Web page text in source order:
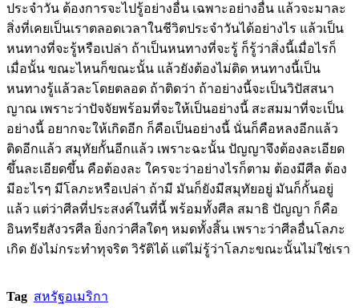
ประจำวัน ต้องการจะไปรู้อย่างอื่น เฉพาะอย่างอื่น แล้วจะมาละ
สิ่งที่เคยเป็นเราตลอดเวลาในชีวิตประจำวันได้อย่างไร แล้วเป็น
หนทางที่จะรู้หรือเปล่า ถ้าเป็นหนทางที่จะรู้ ก็รู้ว่าสิ่งนี้เมื่อไรก็
เมื่อนั้น ขณะไหนก็ขณะนั้น แล้วยังต้องไม่ติด หนทางนี้เป็น
หนทางรู้แล้วละโดยตลอด ถ้าติดว่า ถ้าอย่างนี้จะเป็นวิปัสสนา
ญาณ เพราะว่าปัจจัยพร้อมที่จะให้เป็นอย่างนี้ สะสมมาที่จะเป็น
อย่างนี้ อยากจะให้เกิดอีก ก็คือเป็นอย่างนี้ นั่นก็คือหลงอีกแล้ว
ติดอีกแล้ว สมุทัยกั้นอีกแล้ว เพราะฉะนั้น ปัญญาจึงต้องละเอียด
ขึ้นละเอียดขึ้น คือต้องละ ใครจะว่าอย่างไรก็ตาม ต้องมีศีล ต้อง
มีอะไรๆ มีโลภะหรือเปล่า ถ้ามี มันก็ยังมีสมุทัยอยู่ มันก็กั้นอยู่
แล้ว แต่ว่าศีลที่ประสงค์ในที่นี้ พร้อมทั้งศีล สมาธิ ปัญญา ก็คือ
อินทรียสังวรศีล ยิ่งกว่าศีลใดๆ หมดทั้งสิ้น เพราะว่าศีลอื่นโลภะ
เกิด ยังไม่กระทำทุจริต วิรัติได้ แต่ไม่รู้ว่าโลภะขณะนั้นไม่ใช่เรา
Tag สหรัฐอเมริกา